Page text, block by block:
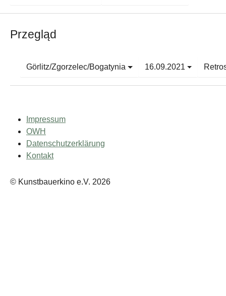
Przegląd
Görlitz/Zgorzelec/Bogatynia 16.09.2021
Impressum
OWH
Datenschutzerklärung
Kontakt
© Kunstbauerkino e.V. 2026